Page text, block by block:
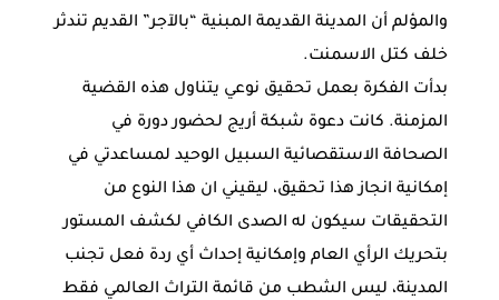
والمؤلم أن المدينة القديمة المبنية “بالآجر” القديم تندثر
خلف كتل الاسمنت.
بدأت الفكرة بعمل تحقيق نوعي يتناول هذه القضية
المزمنة. كانت دعوة شبكة أريج لحضور دورة في
الصحافة الاستقصائية السبيل الوحيد لمساعدتي في
إمكانية انجاز هذا تحقيق، ليقيني ان هذا النوع من
التحقيقات سيكون له الصدى الكافي لكشف المستور
بتحريك الرأي العام وإمكانية إحداث أي ردة فعل تجنب
المدينة، ليس الشطب من قائمة التراث العالمي فقط